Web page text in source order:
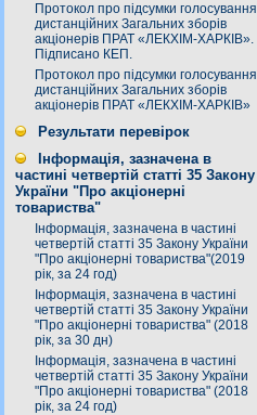
Протокол про підсумки голосування
дистанційних Загальних зборів
акціонерів ПРАТ «ЛЕКХІМ-ХАРКІВ».
Підписано КЕП.
Протокол про підсумки голосування
дистанційних Загальних зборів
акціонерів ПРАТ «ЛЕКХІМ-ХАРКІВ»
Результати перевірок
Інформація, зазначена в
частині четвертій статті 35 Закону
України "Про акціонерні
товариства"
Інформація, зазначена в частині
четвертій статті 35 Закону України
"Про акціонерні товариства"(2019
рік, за 24 год)
Інформація, зазначена в частині
четвертій статті 35 Закону України
"Про акціонерні товариства" (2018
рік, за 30 дн)
Інформація, зазначена в частині
четвертій статті 35 Закону України
"Про акціонерні товариства" (2018
рік, за 24 год)